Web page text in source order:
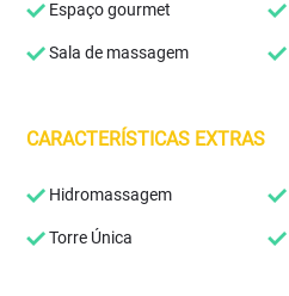
Espaço gourmet
Sala de massagem
CARACTERÍSTICAS EXTRAS
Hidromassagem
Torre Única